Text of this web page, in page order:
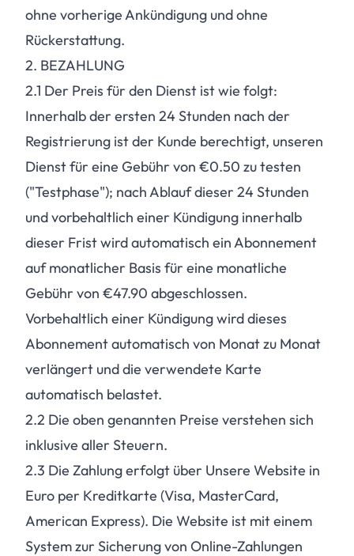
ohne vorherige Ankündigung und ohne
Rückerstattung.
2. BEZAHLUNG
2.1 Der Preis für den Dienst ist wie folgt:
Innerhalb der ersten 24 Stunden nach der
Registrierung ist der Kunde berechtigt, unseren
Dienst für eine Gebühr von €0.50 zu testen
("Testphase"); nach Ablauf dieser 24 Stunden
und vorbehaltlich einer Kündigung innerhalb
dieser Frist wird automatisch ein Abonnement
auf monatlicher Basis für eine monatliche
Gebühr von €47.90 abgeschlossen.
Vorbehaltlich einer Kündigung wird dieses
Abonnement automatisch von Monat zu Monat
verlängert und die verwendete Karte
automatisch belastet.
2.2 Die oben genannten Preise verstehen sich
inklusive aller Steuern.
2.3 Die Zahlung erfolgt über Unsere Website in
Euro per Kreditkarte (Visa, MasterCard,
American Express). Die Website ist mit einem
System zur Sicherung von Online-Zahlungen